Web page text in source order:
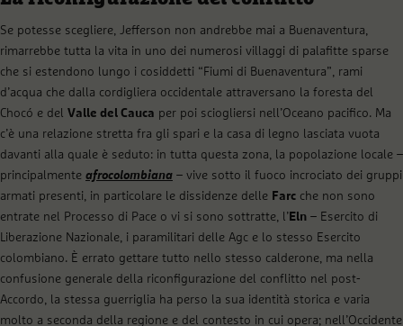
Se potesse scegliere, Jefferson non andrebbe mai a Buenaventura,
rimarrebbe tutta la vita in uno dei numerosi villaggi di palafitte sparse
che si estendono lungo i cosiddetti “Fiumi di Buenaventura”, rami
d’acqua che dalla cordigliera occidentale attraversano la foresta del
Chocó e del Valle del Cauca per poi sciogliersi nell’Oceano pacifico. Ma
c’è una relazione stretta fra gli spari e la casa di legno lasciata vuota
davanti alla quale è seduto: in tutta questa zona, la popolazione locale –
principalmente afrocolombiana – vive sotto il fuoco incrociato dei gruppi
armati presenti, in particolare le dissidenze delle Farc che non sono
entrate nel Processo di Pace o vi si sono sottratte, l’ Eln – Esercito di
Liberazione Nazionale, i paramilitari delle Agc e lo stesso Esercito
colombiano. È errato gettare tutto nello stesso calderone, ma nella
confusione generale della riconfigurazione del conflitto nel post-
Accordo, la stessa guerriglia ha perso la sua identità storica e varia
molto a seconda della regione e del contesto in cui opera; nell’Occidente